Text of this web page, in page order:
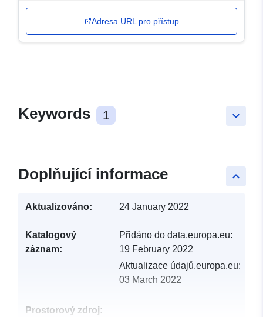
Adresa URL pro přístup
keyboard_arrow_down
Keywords 1
keyboard_arrow_up
Doplňující informace
Aktualizováno: 24 January 2022
Katalogový
záznam:
Přidáno do data.europa.eu:
19 February 2022
Aktualizace údajů.europa.eu:
03 March 2022
Prostorový zdroj: